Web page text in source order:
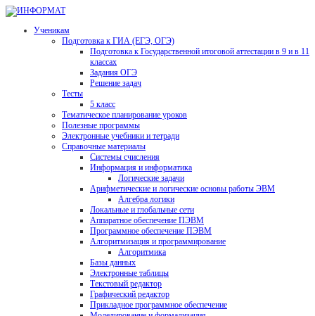
Ученикам
Подготовка к ГИА (ЕГЭ, ОГЭ)
Подготовка к Государственной итоговой аттестации в 9 и в 11
классах
Задания ОГЭ
Решение задач
Тесты
5 класс
Тематическое планирование уроков
Полезные программы
Электронные учебники и тетради
Справочные материалы
Системы счисления
Информация и информатика
Логические задачи
Арифметические и логические основы работы ЭВМ
Алгебра логики
Локальные и глобальные сети
Аппаратное обеспечение ПЭВМ
Программное обеспечение ПЭВМ
Алгоритмизация и программирование
Алгоритмика
Базы данных
Электронные таблицы
Текстовый редактор
Графический редактор
Прикладное программное обеспечение